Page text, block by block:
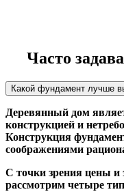
Часто
Какой фундамент лучше
Деревянный дом
конструкцией и
Конструкция
соображениями
С точки зрения цены и
рассмотрим четыре